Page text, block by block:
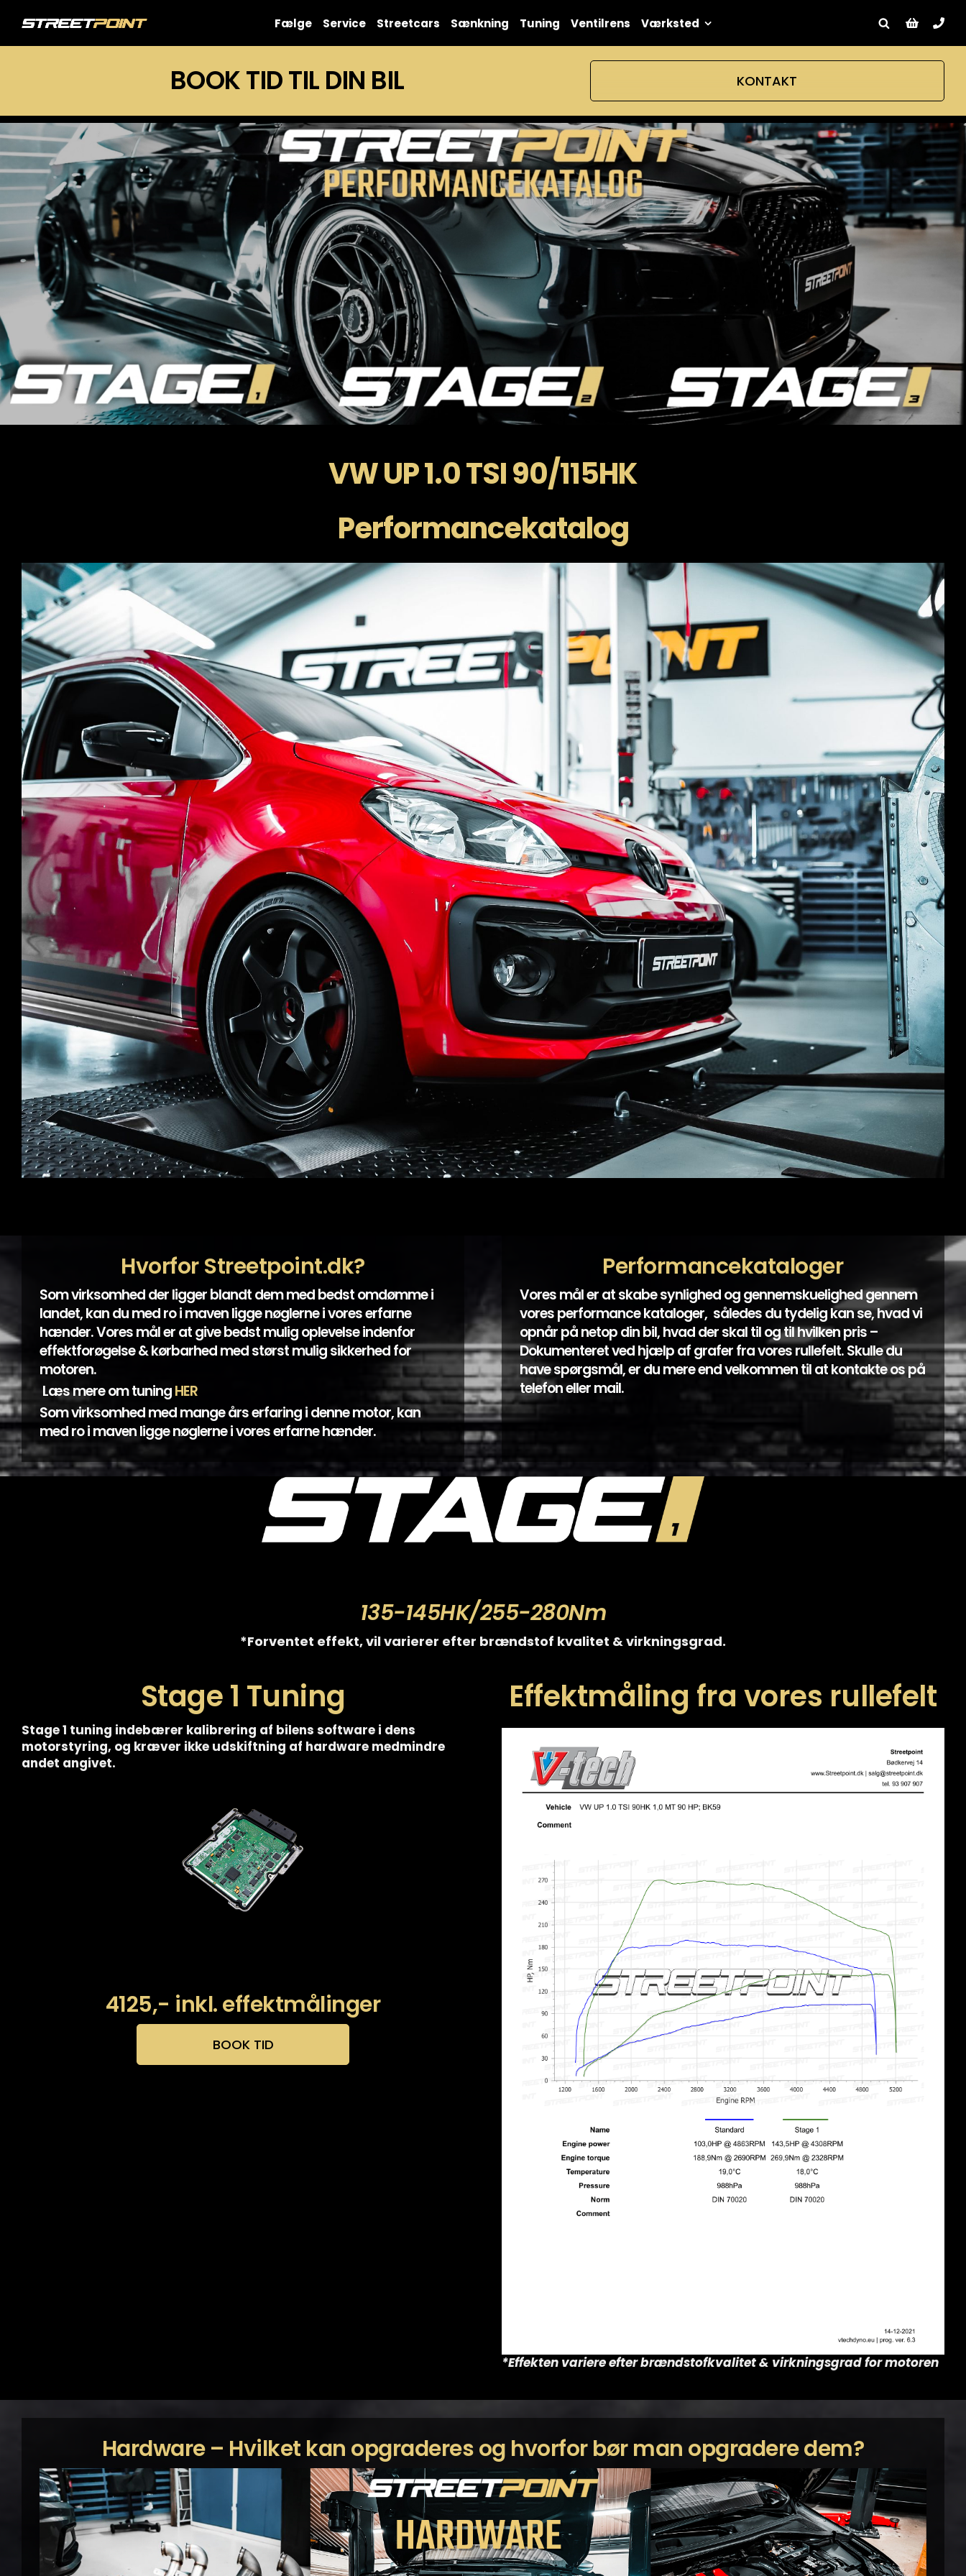
Fælge Service Streetcars Sænkning Tuning Ventilrens Værksted
BOOK TID TIL DIN BIL KONTAKT
VW UP 1.0 TSI 90/115HK
Performancekatalog
Hvorfor Streetpoint.dk?
Som virksomhed der ligger blandt dem med bedst omdømme i
landet, kan du med ro i maven ligge nøglerne i vores erfarne
hænder. Vores mål er at give bedst mulig oplevelse indenfor
effektforøgelse & kørbarhed med størst mulig sikkerhed for
motoren.
Læs mere om tuningHER
Som virksomhed med mange års erfaring i denne motor, kan
med ro i maven ligge nøglerne i vores erfarne hænder.
Performancekataloger
Vores mål er at skabe synlighed og gennemskuelighed gennem
vores performance kataloger, således du tydelig kan se, hvad vi
opnår på netop din bil, hvad der skal til og til hvilken pris –
Dokumenteret ved hjælp af grafer fra vores rullefelt. Skulle du
have spørgsmål, er du mere end velkommen til at kontakte os på
telefon eller mail.
135-145HK/255-280Nm
*Forventet effekt, vil varierer efter brændstof kvalitet & virkningsgrad.
Stage 1 Tuning
Stage 1 tuning indebærer kalibrering af bilens software i dens
motorstyring, og kræver ikke udskiftning af hardware medmindre
andet angivet.
4125,- inkl. effektmålinger
BOOK TID
Effektmåling fra vores rullefelt
*Effekten variere efter brændstofkvalitet & virkningsgrad for motoren
Hardware – Hvilket kan opgraderes og hvorfor bør man opgradere dem?